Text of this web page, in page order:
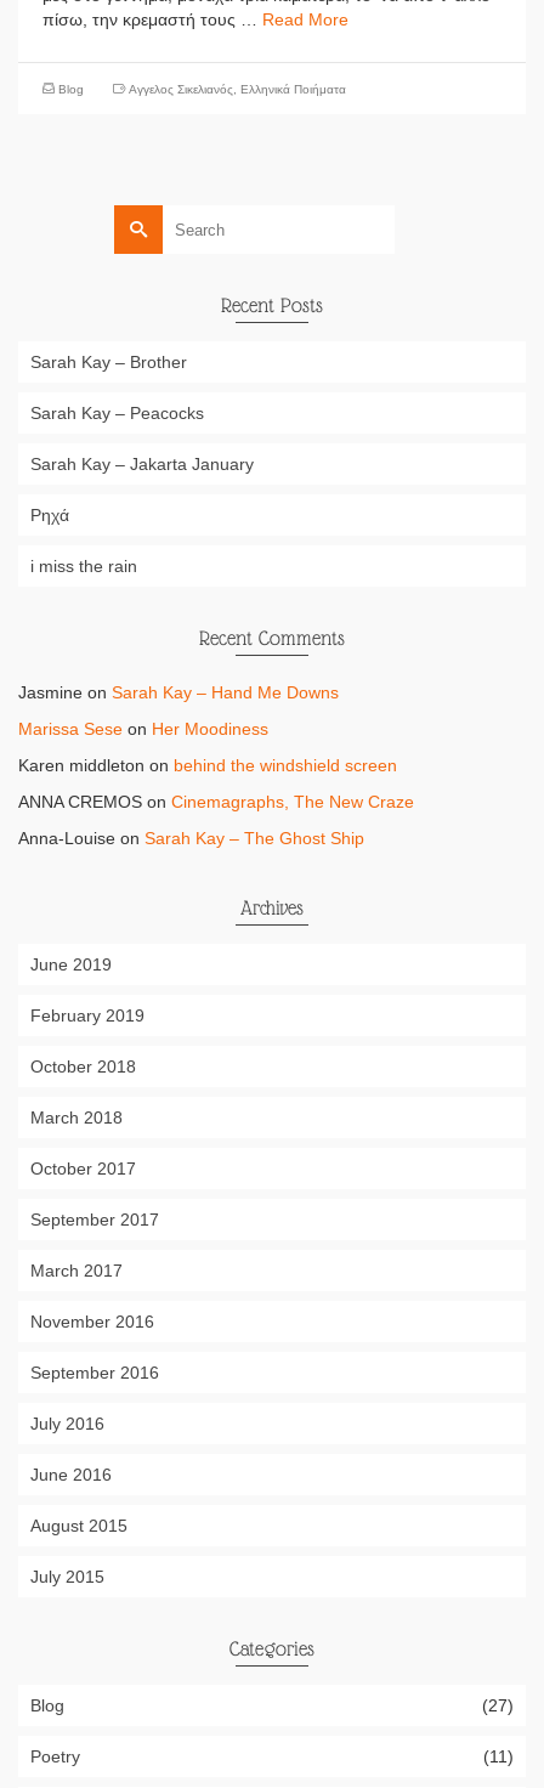
πίσω, την κρεμαστή τους … Read More
Blog Αγγελος Σικελιανός Ελληνικά Ποιήματα
Recent Posts
Sarah Kay – Brother
Sarah Kay – Peacocks
Sarah Kay – Jakarta January
Ρηχά
i miss the rain
Recent Comments
Jasmine on Sarah Kay – Hand Me Downs
Marissa Sese on Her Moodiness
Karen middleton on behind the windshield screen
ANNA CREMOS on Cinemagraphs, The New Craze
Anna-Louise on Sarah Kay – The Ghost Ship
Archives
June 2019
February 2019
October 2018
March 2018
October 2017
September 2017
March 2017
November 2016
September 2016
July 2016
June 2016
August 2015
July 2015
Categories
Blog (27)
Poetry (11)